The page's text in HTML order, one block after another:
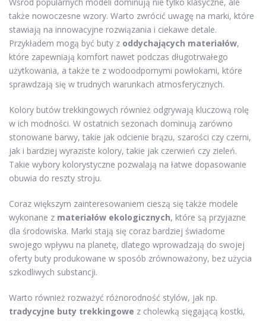
także nowoczesne wzory. Warto zwrócić uwagę na marki, które
stawiają na innowacyjne rozwiązania i ciekawe detale.
Przykładem mogą być buty z oddychających materiałów,
które zapewniają komfort nawet podczas długotrwałego
użytkowania, a także te z wodoodpornymi powłokami, które
sprawdzają się w trudnych warunkach atmosferycznych.
Kolory butów trekkingowych również odgrywają kluczową rolę
w ich modności. W ostatnich sezonach dominują zarówno
stonowane barwy, takie jak odcienie brązu, szarości czy czerni,
jak i bardziej wyraziste kolory, takie jak czerwień czy zieleń.
Takie wybory kolorystyczne pozwalają na łatwe dopasowanie
obuwia do reszty stroju.
Coraz większym zainteresowaniem cieszą się także modele
wykonane z materiałów ekologicznych, które są przyjazne
dla środowiska. Marki stają się coraz bardziej świadome
swojego wpływu na planetę, dlatego wprowadzają do swojej
oferty buty produkowane w sposób zrównoważony, bez użycia
szkodliwych substancji.
Warto również rozważyć różnorodność stylów, jak np.
tradycyjne buty trekkingowe z cholewką sięgającą kostki,